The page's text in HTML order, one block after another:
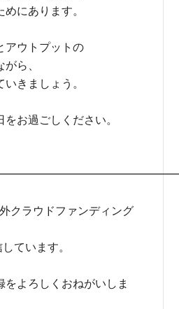
にあります。
アウトプットの
ら、
きましょう。
お過ごしください。
クラウドファンディング
ています。
をよろしくおねがいしま